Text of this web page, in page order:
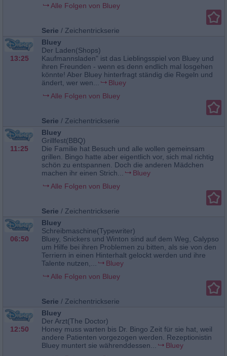
Alle Folgen von Bluey
Serie / Zeichentrickserie
13:25
Bluey
Der Laden(Shops)
Kaufmannsladen" ist das Lieblingsspiel von Bluey und
ihren Freunden - wenn es denn endlich mal losgehen
könnte! Aber Bluey hinterfragt ständig die Regeln und
ändert, wer wen...
Bluey
Alle Folgen von Bluey
Serie / Zeichentrickserie
11:25
Bluey
Grillfest(BBQ)
Die Familie hat Besuch und alle wollen gemeinsam
grillen. Bingo hatte aber eigentlich vor, sich mal richtig
schön zu entspannen. Doch die anderen Mädchen
machen ihr einen Strich...
Bluey
Alle Folgen von Bluey
Serie / Zeichentrickserie
06:50
Bluey
Schreibmaschine(Typewriter)
Bluey, Snickers und Winton sind auf dem Weg, Calypso
um Hilfe bei ihren Problemen zu bitten, als sie von den
Terriern in einen Hinterhalt gelockt werden und ihre
Talente nutzen,...
Bluey
Alle Folgen von Bluey
Serie / Zeichentrickserie
12:50
Bluey
Der Arzt(The Doctor)
Honey muss warten bis Dr. Bingo Zeit für sie hat, weil
andere Patienten vorgezogen werden. Rezeptionistin
Bluey muntert sie währenddessen...
Bluey